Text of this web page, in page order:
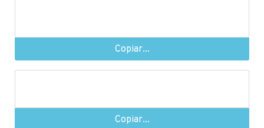
Copiar...
Copiar...